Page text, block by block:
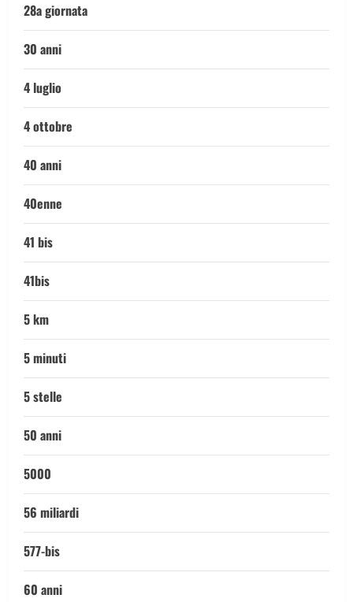
28a giornata
30 anni
4 luglio
4 ottobre
40 anni
40enne
41 bis
41bis
5 km
5 minuti
5 stelle
50 anni
5000
56 miliardi
577-bis
60 anni